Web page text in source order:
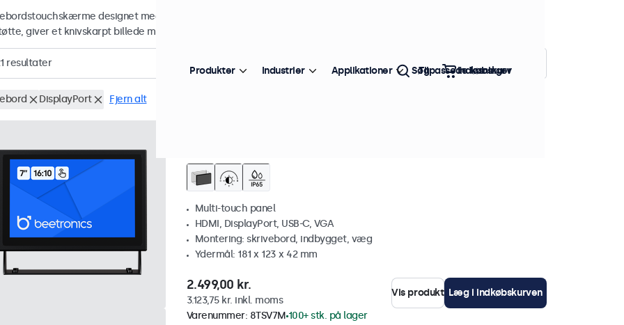
designet med en robust justerbar stativ. Touchskærmene har en kompakt, stabil
giver et knivskarpt billede med en bred betragtningsvinkel og flere tilslutningsmuligheder.
resultater Sorter efter:
DisplayPort Fjern alt
Multi-touch panel
HDMI, DisplayPort, USB-C, VGA
Montering: skrivebord, indbygget, væg
Ydermål: 181 x 123 x 42 mm
2.499,00 kr.
3.123,75 kr. inkl. moms
Vis produkt Læg i indkøbskurven
Varenummer: 8TSV7M 100+ stk. på lager
Produkter Industrier Applikationer Tilpassede løsninger
Søg Indkøbskurv